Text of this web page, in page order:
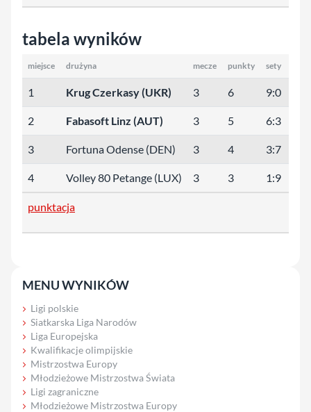
tabela wyników
miejsce drużyna mecze punkty sety
1 Krug Czerkasy (UKR) 3 6 9:0
2 Fabasoft Linz (AUT) 3 5 6:3
3 Fortuna Odense (DEN) 3 4 3:7
4 Volley 80 Petange (LUX) 3 3 1:9
punktacja
MENU WYNIKÓW
Ligi polskie
Siatkarska Liga Narodów
Liga Europejska
Kwalifikacje olimpijskie
Mistrzostwa Europy
Młodzieżowe Mistrzostwa Świata
Ligi zagraniczne
Młodzieżowe Mistrzostwa Europy